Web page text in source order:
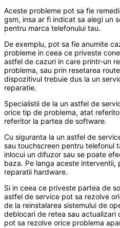
Aceste probleme pot sa fie
gsm, insa ar fi indicat sa alegi un
pentru marca telefonului tau.
De exemplu, pot sa fie anumite
probleme in ceea ce priveste
astfel de cazuri in care printr-un
problema, sau prin resetarea
dispozitivul trebuie dus la un
reparatie.
Specialistii de la un astfel de
orice tip de problema, atat
referitor la partea de software.
Cu siguranta la un astfel de
sau touchscreen pentru telefonul
inlocui un difuzor sau se poate
baza. Pe langa aceste
reparatii hardware.
Si in ceea ce priveste partea de
astfel de service pot sa rezolve
de la reinstalarea sistemului de
deblocari de retea sau actualizari
pot sa rezolve orice problema